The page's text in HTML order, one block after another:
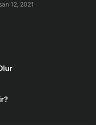
12, 2021